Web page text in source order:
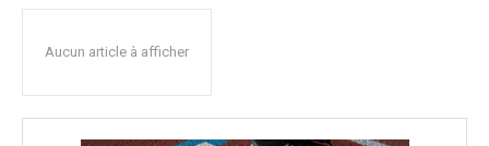
Aucun article à afficher